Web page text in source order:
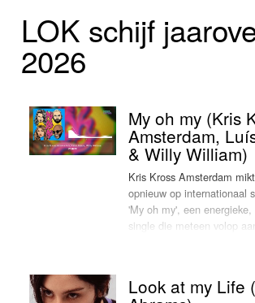
Nieuws
Foto's
Webcam
LOK schijf
2026
My oh my (Kris
Amsterdam,
& Willy William)
Kris Kross Amsterdam
opnieuw op internationaal
'My oh my', een energieke,
single die meteen volop
Look at my Life